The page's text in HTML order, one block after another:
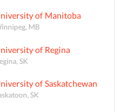
of Manitoba
MB
of Regina
SK
of Saskatchewan
SK